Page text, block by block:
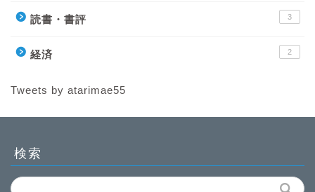
読書・書評 3
経済 2
Tweets by atarimae55
検索